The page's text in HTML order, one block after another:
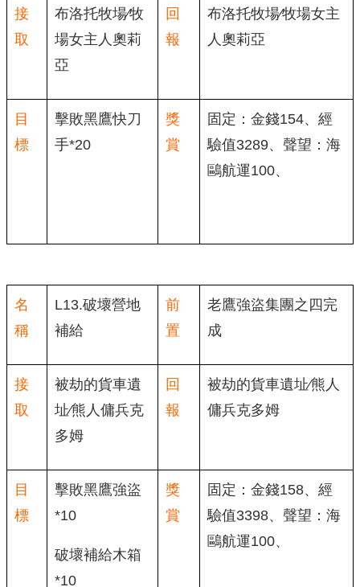
接
取
布洛托牧場∕牧
場女主人奧莉
亞
回
報
布洛托牧場∕牧場女主
人奧莉亞
目
標
擊敗黑鷹快刀
手*20
獎
賞
固定：金錢154、經
驗值3289、聲望：海
鷗航運100、
名
稱
L13.破壞營地
補給
前
置
老鷹強盜集團之四完
成
接
取
被劫的貨車遺
址∕熊人傭兵克
多姆
回
報
被劫的貨車遺址∕熊人
傭兵克多姆
目
標
擊敗黑鷹強盜
*10
破壞補給木箱
*10
獎
賞
固定：金錢158、經
驗值3398、聲望：海
鷗航運100、